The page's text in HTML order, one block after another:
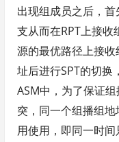
出现组成员之后，
支从而在RPT上接
源的最优路径上接
址后进行SPT的切换
ASM中，为了保证
突，同一个组播组
用使用，即同一时